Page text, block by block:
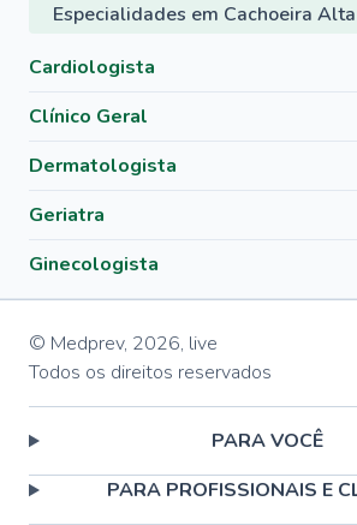
Especialidades em Cachoeira
Cardiologista
Clínico Geral
Dermatologista
Geriatra
Ginecologista
© Medprev, 2026, live
Todos os direitos reservados
PARA VOCÊ
PARA PROFISSIONAIS E